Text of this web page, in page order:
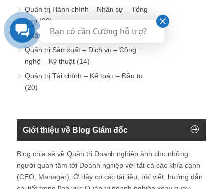
Quản trị Hành chính – Nhân sự – Tổng
hợp(90)
Quản trị Kinh doanh – Marketing(26)
Quản trị Sản xuất – Dịch vụ – Công
nghệ – Kỹ thuật (14)
Quản trị Tài chính – Kế toán – Đầu tư
(20)
Giới thiệu về Blog Giám đốc
Blog chia sẻ về Quản trị Doanh nghiệp ành cho những
người quan tâm tới Doanh nghiệp với tất cả các khía cạnh
(CEO, Manager). Ở đây có các tài liệu, bài viết, hướng dẫn
Bạn có cần Cường hỗ trợ?